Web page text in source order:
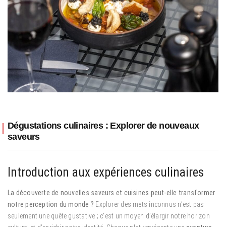
Dégustations culinaires : Explorer de nouveaux
saveurs
Introduction aux expériences culinaires
La découverte de nouvelles saveurs et cuisines peut-elle transformer
notre perception du monde ? Explorer des mets inconnus n’est pas
seulement une quête gustative ; c’est un moyen d’élargir notre horizon